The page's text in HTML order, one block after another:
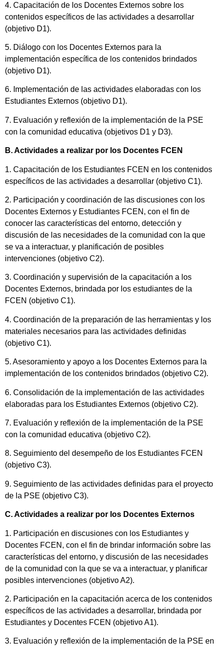
4. Capacitación de los Docentes Externos sobre los
contenidos específicos de las actividades a desarrollar
(objetivo D1).
5. Diálogo con los Docentes Externos para la
implementación específica de los contenidos brindados
(objetivo D1).
6. Implementación de las actividades elaboradas con los
Estudiantes Externos (objetivo D1).
7. Evaluación y reflexión de la implementación de la PSE
con la comunidad educativa (objetivos D1 y D3).
B. Actividades a realizar por los Docentes FCEN
1. Capacitación de los Estudiantes FCEN en los contenidos
específicos de las actividades a desarrollar (objetivo C1).
2. Participación y coordinación de las discusiones con los
Docentes Externos y Estudiantes FCEN, con el fin de
conocer las características del entorno, detección y
discusión de las necesidades de la comunidad con la que
se va a interactuar, y planificación de posibles
intervenciones (objetivo C2).
3. Coordinación y supervisión de la capacitación a los
Docentes Externos, brindada por los estudiantes de la
FCEN (objetivo C1).
4. Coordinación de la preparación de las herramientas y los
materiales necesarios para las actividades definidas
(objetivo C1).
5. Asesoramiento y apoyo a los Docentes Externos para la
implementación de los contenidos brindados (objetivo C2).
6. Consolidación de la implementación de las actividades
elaboradas para los Estudiantes Externos (objetivo C2).
7. Evaluación y reflexión de la implementación de la PSE
con la comunidad educativa (objetivo C2).
8. Seguimiento del desempeño de los Estudiantes FCEN
(objetivo C3).
9. Seguimiento de las actividades definidas para el proyecto
de la PSE (objetivo C3).
C. Actividades a realizar por los Docentes Externos
1. Participación en discusiones con los Estudiantes y
Docentes FCEN, con el fin de brindar información sobre las
características del entorno, y discusión de las necesidades
de la comunidad con la que se va a interactuar, y planificar
posibles intervenciones (objetivo A2).
2. Participación en la capacitación acerca de los contenidos
específicos de las actividades a desarrollar, brindada por
Estudiantes y Docentes FCEN (objetivo A1).
3. Evaluación y reflexión de la implementación de la PSE en